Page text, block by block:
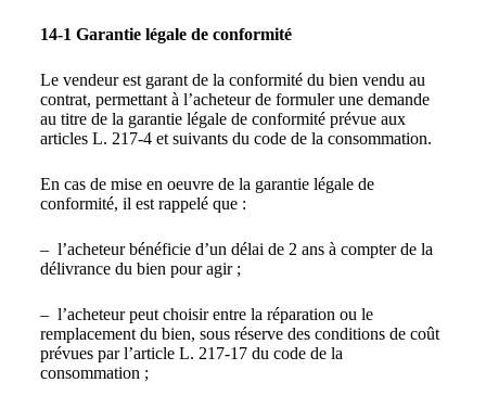
14-1 Garantie légale de conformité
Le vendeur est garant de la conformité du bien vendu au
contrat, permettant à l’acheteur de formuler une demande
au titre de la garantie légale de conformité prévue aux
articles L. 217-4 et suivants du code de la consommation.
En cas de mise en oeuvre de la garantie légale de
conformité, il est rappelé que :
– l’acheteur bénéficie d’un délai de 2 ans à compter de la
délivrance du bien pour agir ;
– l’acheteur peut choisir entre la réparation ou le
remplacement du bien, sous réserve des conditions de coût
prévues par l’article L. 217-17 du code de la
consommation ;